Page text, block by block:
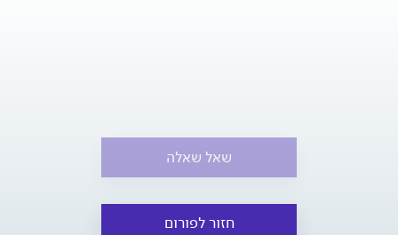
שאל שאלה
חזור לפורום